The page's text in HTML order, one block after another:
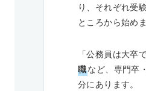
り、それぞれ受
ところから始め
「公務員は大卒
職など、専門卒
分にあります。